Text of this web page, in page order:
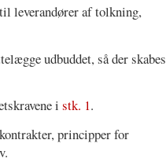
leverandører af tolkning,
udbuddet, så der skabes
i stk. 1.
principper for